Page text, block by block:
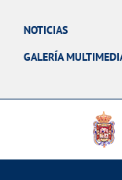
NOTICIAS
GALERÍA